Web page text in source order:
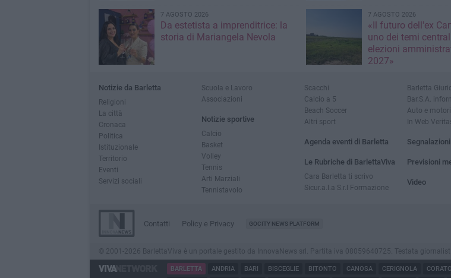
7 AGOSTO 2026
Da estetista a imprenditrice: la
storia di Mariangela Nevola
7 AGOSTO 2026
«Il futuro dell'ex
uno dei temi
elezioni
2027»
Notizie da Barletta
Religioni
La città
Cronaca
Politica
Istituzionale
Territorio
Eventi
Servizi sociali
Scuola e Lavoro
Associazioni
Notizie sportive
Calcio
Basket
Volley
Tennis
Arti Marziali
Tennistavolo
Scacchi
Calcio a 5
Beach Soccer
Altri sport
Agenda eventi di Barletta
Le Rubriche di BarlettaViva
Cara Barletta ti scrivo
Sicur.a.l.a S.r.l Formazione
Barletta
Bar.S.A.
Auto e motori
In Web
Previsioni
Video
Contatti Policy e Privacy GOCITY NEWS PLATFORM
© 2001-2026 BarlettaViva è un portale gestito da InnovaNews srl. Partita iva 08059640725. Testata
BARLETTA ANDRIA BARI BISCEGLIE BITONTO CANOSA CERIGNOLA CORATO